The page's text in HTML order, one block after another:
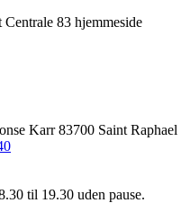
83 hjemmeside
Karr 83700 Saint Raphael
til 19.30 uden pause.